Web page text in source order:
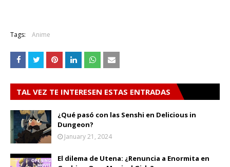
Tags: Anime
TAL VEZ TE INTERESEN ESTAS ENTRADAS
¿Qué pasó con las Senshi en Delicious in
Dungeon?
January 21, 2024
El dilema de Utena: ¿Renuncia a Enormita en